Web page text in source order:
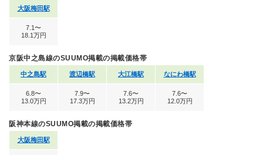
大阪梅田駅
7.1〜
18.1万円
京阪中之島線のSUUMO掲載の掲載価格帯
中之島駅 渡辺橋駅 大江橋駅 なにわ橋駅
6.8〜
13.0万円
7.9〜
17.3万円
7.6〜
13.2万円
7.6〜
12.0万円
阪神本線のSUUMO掲載の掲載価格帯
大阪梅田駅